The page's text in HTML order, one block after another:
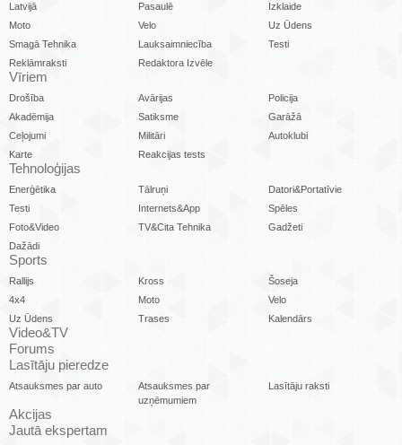
Latvijā Pasaulē
Izklaide
Moto
Velo
Uz Ūdens
Smagā Tehnika
Lauksaimniecība
Testi
Reklāmraksti
Redaktora Izvēle
Vīriem
Drošība Avārijas
Policija
Akadēmija
Satiksme
Garāžā
Ceļojumi
Militāri
Autoklubi
Karte
Reakcijas tests
Tehnoloģijas
Enerģētika Tālruņi
Datori&Portatīvie
Testi
Internets&App
Spēles
Foto&Video
TV&Cita Tehnika
Gadžeti
Dažādi
Sports
Rallijs Kross
Šoseja
4x4
Moto
Velo
Uz Ūdens
Trases Kalendārs
Video&TV
Forums
Lasītāju pieredze
Atsauksmes par auto
Atsauksmes par
uzņēmumiem
Lasītāju raksti
Akcijas
Jautā ekspertam